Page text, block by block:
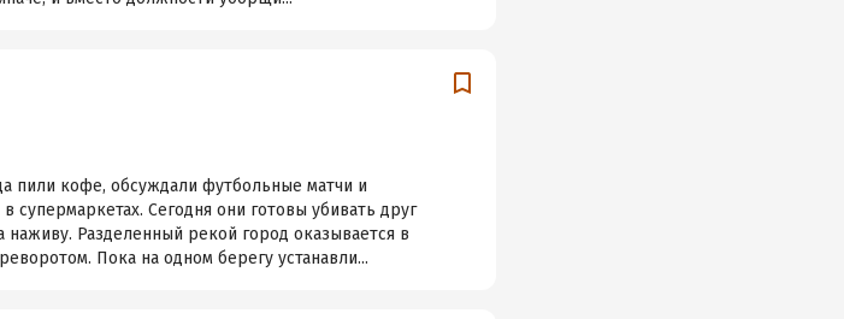
пили кофе, обсуждали футбольные матчи и
супермаркетах. Сегодня они готовы убивать друг
Разделенный рекой город оказывается в
Пока на одном берегу устанавли...